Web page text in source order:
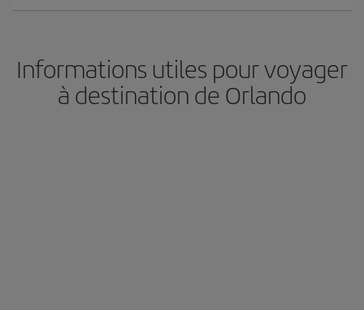
Informations utiles pour voyager
à destination de Orlando